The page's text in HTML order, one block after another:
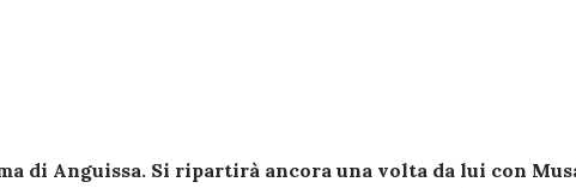
di Anguissa. Si ripartirà ancora una volta da lui con